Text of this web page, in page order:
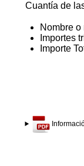
Cuantía de
Nombre o
Importes
Importe